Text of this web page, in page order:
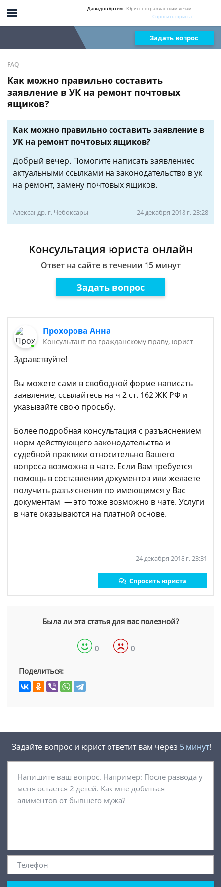
Давыдов Артём- Юрист по гражданским делам
Спросить юриста
Задать вопрос
FAQ
Как можно правильно составить
заявление в УК на ремонт почтовых
ящиков?
Как можно правильно составить заявление в
УК на ремонт почтовых ящиков?
Добрый вечер. Помогите написать заявлениес
актуальными ссылками на законодательство в ук
на ремонт, замену почтовых ящиков.
Александр, г. Чебоксары 24 декабря 2018 г. 23:28
Консультация юриста онлайн
Ответ на сайте в течении 15 минут
Задать вопрос
Прохорова Анна
Консультант по гражданскому праву, юрист
Здравствуйте!
Вы можете сами в свободной форме написать
заявление, ссылайтесь на ч 2 ст. 162 ЖК РФ и
указывайте свою просьбу.
Более подробная консультация с разъяснением
норм действующего законодательства и
судебной практики относительно Вашего
вопроса возможна в чате. Если Вам требуется
помощь в составлении документов или желаете
получить разъяснения по имеющимся у Вас
документам — это тоже возможно в чате. Услуги
в чате оказываются на платной основе.
24 декабря 2018 г. 23:31
Спросить юриста
Была ли эта статья для вас полезной?
0 0
Поделиться:
Задайте вопрос и юрист ответит вам через 5 минут!